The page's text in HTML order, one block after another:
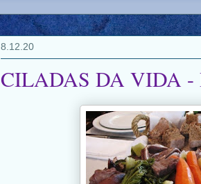
8.12.20
CILADAS DA VIDA -